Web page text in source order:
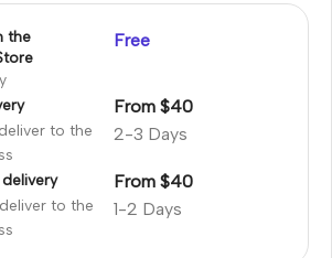
the
Free
to the
2-3 Days
From $40
to the
1-2 Days
From $40